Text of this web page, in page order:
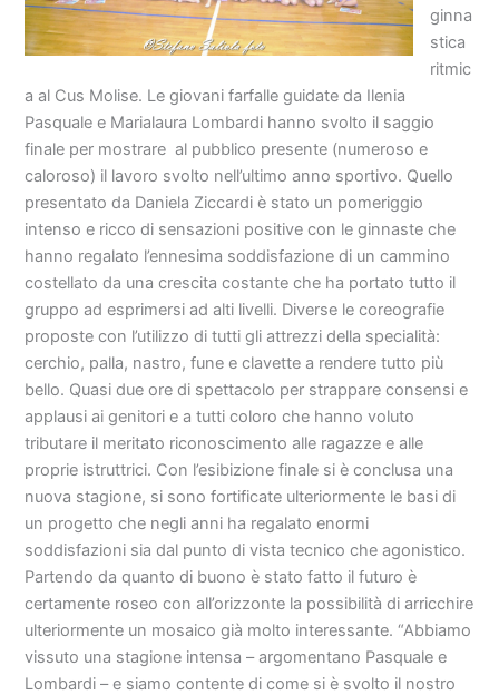
ginna
stica
ritmic
a al Cus Molise. Le giovani farfalle guidate da Ilenia
Pasquale e Marialaura Lombardi hanno svolto il saggio
finale per mostrare al pubblico presente (numeroso e
caloroso) il lavoro svolto nell’ultimo anno sportivo. Quello
presentato da Daniela Ziccardi è stato un pomeriggio
intenso e ricco di sensazioni positive con le ginnaste che
hanno regalato l’ennesima soddisfazione di un cammino
costellato da una crescita costante che ha portato tutto il
gruppo ad esprimersi ad alti livelli. Diverse le coreografie
proposte con l’utilizzo di tutti gli attrezzi della specialità:
cerchio, palla, nastro, fune e clavette a rendere tutto più
bello. Quasi due ore di spettacolo per strappare consensi e
applausi ai genitori e a tutti coloro che hanno voluto
tributare il meritato riconoscimento alle ragazze e alle
proprie istruttrici. Con l’esibizione finale si è conclusa una
nuova stagione, si sono fortificate ulteriormente le basi di
un progetto che negli anni ha regalato enormi
soddisfazioni sia dal punto di vista tecnico che agonistico.
Partendo da quanto di buono è stato fatto il futuro è
certamente roseo con all’orizzonte la possibilità di arricchire
ulteriormente un mosaico già molto interessante. “Abbiamo
vissuto una stagione intensa – argomentano Pasquale e
Lombardi – e siamo contente di come si è svolto il nostro